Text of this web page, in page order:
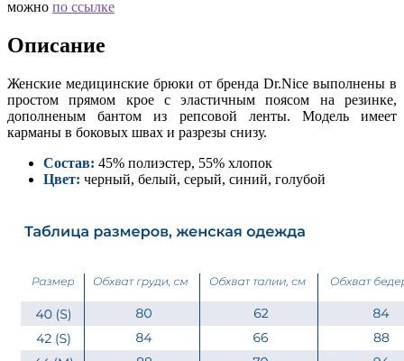
можно по ссылке
Описание
Женские медицинские брюки от бренда Dr.Nice выполнены в
простом прямом крое с эластичным поясом на резинке,
дополненым бантом из репсовой ленты. Модель имеет
карманы в боковых швах и разрезы снизу.
Состав: 45% полиэстер, 55% хлопок
Цвет: черный, белый, серый, синий, голубой